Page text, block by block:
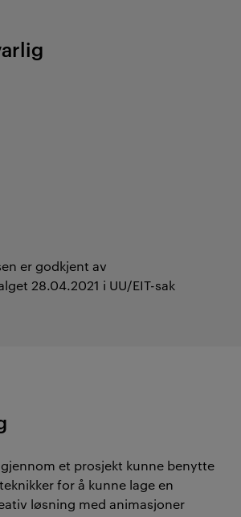
er godkjent av
28.04.2021 i UU/EIT-sak
et prosjekt kunne benytte
for å kunne lage en
løsning med animasjoner